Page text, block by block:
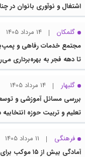
اشتغال و نوآوری بانوان در
گلمکان
14 مرداد 1405
مجتمع خدمات رفاهی و
تا دهه فجر به بهره‌برداری
گلبهار
14 مرداد 1405
بررسی مسائل آموزشی و
تعلیم و تربیت حوزه
مشترک عضو کمیسیون
مدیرکل آموزش و پرورش
فرهنگی
11 مرداد 1405
آمادگی بیش از ۱۵ موکب برای